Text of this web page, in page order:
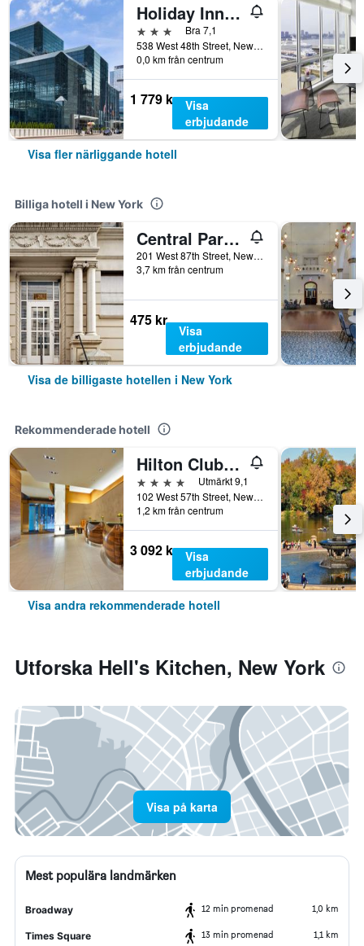
Holiday Inn Express Manhattan Midtown West By IHG
3 stjärnorBra 7,1
538 West 48th Street, New York, NY, USA
0,0 km från centrum
1 779 kr Visa
erbjudande
Visa fler närliggande hotell
Billiga hotell i New York
Central Park West Hostel
201 West 87th Street, New York, NY, USA
3,7 km från centrum
475 kr
Visa
erbjudande
Visa de billigaste hotellen i New York
Rekommenderade hotell
Hilton Club West 57th Street New York
4 stjärnor
Utmärkt 9,1
102 West 57th Street, New York, NY, USA
1,2 km från centrum
3 092 kr Visa
erbjudande
Visa andra rekommenderade hotell
Utforska Hell's Kitchen, New York
Visa på karta
Mest populära landmärken
Broadway 12 min promenad 1,0 km
Times Square 13 min promenad 1,1 km